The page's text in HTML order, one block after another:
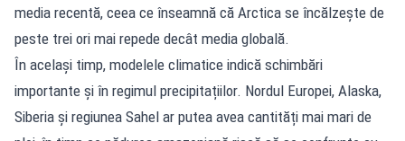
media recentă, ceea ce înseamnă că Arctica se încălzește de
peste trei ori mai repede decât media globală.
În același timp, modelele climatice indică schimbări
importante și în regimul precipitațiilor. Nordul Europei, Alaska,
Siberia și regiunea Sahel ar putea avea cantități mai mari de